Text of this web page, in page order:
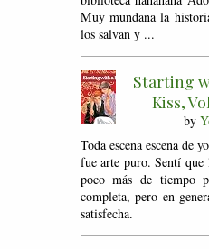
Muy mundana la
los salvan y ...
Starting
Kiss,
by
Toda escena escena de
fue arte puro. Sentí que
poco más de tiempo
completa, pero en
satisfecha.